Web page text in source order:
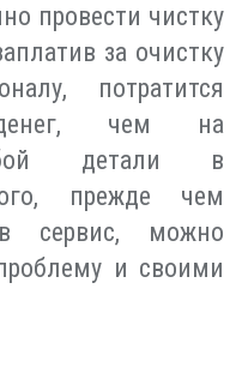
провести чистку
за очистку
потратится
чем на
детали в
прежде чем
сервис, можно
и своими